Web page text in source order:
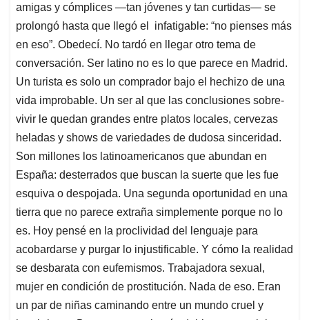
amigas y cómplices —tan jóvenes y tan curtidas— se
prolongó hasta que llegó el infatigable: “no pienses más
en eso”. Obedecí. No tardó en llegar otro tema de
conversación. Ser latino no es lo que parece en Madrid.
Un turista es solo un comprador bajo el hechizo de una
vida improbable. Un ser al que las conclusiones sobre-
vivir le quedan grandes entre platos locales, cervezas
heladas y shows de variedades de dudosa sinceridad.
Son millones los latinoamericanos que abundan en
España: desterrados que buscan la suerte que les fue
esquiva o despojada. Una segunda oportunidad en una
tierra que no parece extraña simplemente porque no lo
es. Hoy pensé en la proclividad del lenguaje para
acobardarse y purgar lo injustificable. Y cómo la realidad
se desbarata con eufemismos. Trabajadora sexual,
mujer en condición de prostitución. Nada de eso. Eran
un par de niñas caminando entre un mundo cruel y